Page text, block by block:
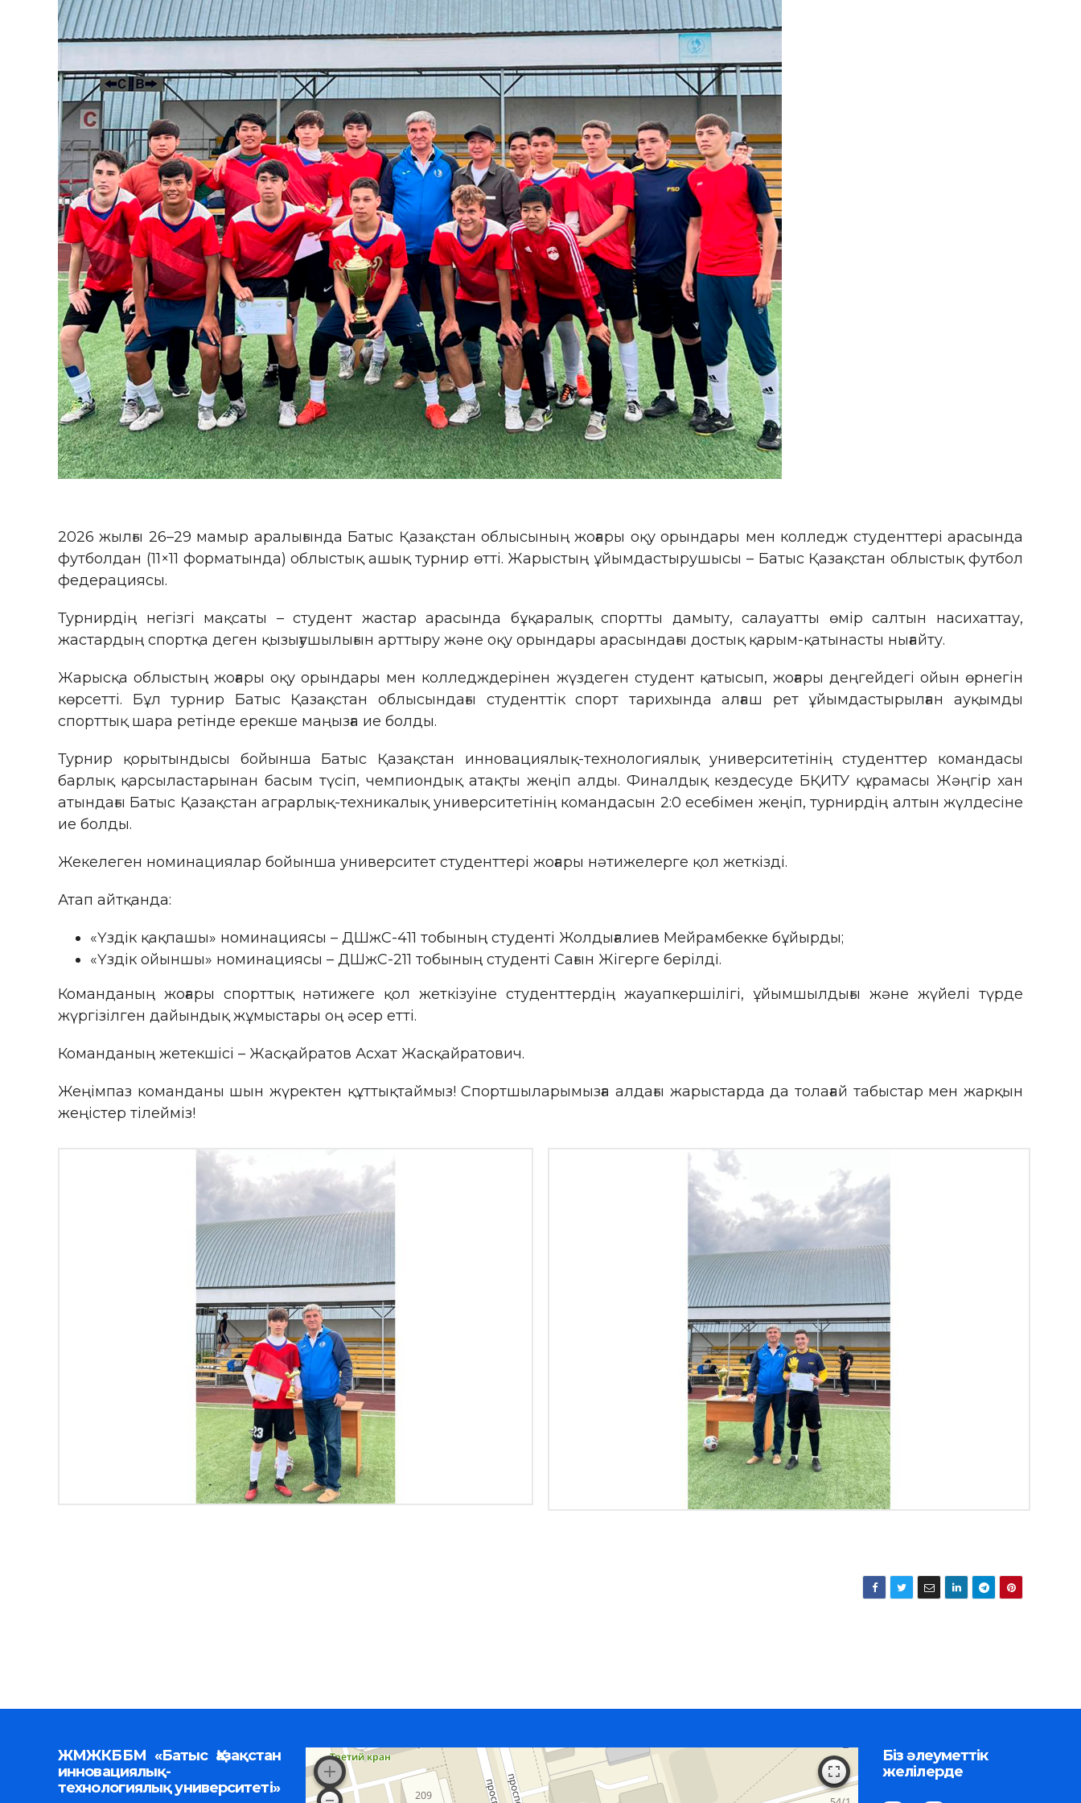
2026 жылғы 26–29 мамыр аралығында Батыс Қазақстан облысының жоғары оқу орындары мен колледж студенттері арасында
футболдан (11×11 форматында) облыстық ашық турнир өтті. Жарыстың ұйымдастырушысы – Батыс Қазақстан облыстық футбол
федерациясы.
Турнирдің негізгі мақсаты – студент жастар арасында бұқаралық спортты дамыту, салауатты өмір салтын насихаттау,
жастардың спортқа деген қызығушылығын арттыру және оқу орындары арасындағы достық қарым-қатынасты нығайту.
Жарысқа облыстың жоғары оқу орындары мен колледждерінен жүздеген студент қатысып, жоғары деңгейдегі ойын өрнегін
көрсетті. Бұл турнир Батыс Қазақстан облысындағы студенттік спорт тарихында алғаш рет ұйымдастырылған ауқымды
спорттық шара ретінде ерекше маңызға ие болды.
Турнир қорытындысы бойынша Батыс Қазақстан инновациялық-технологиялық университетінің студенттер командасы
барлық қарсыластарынан басым түсіп, чемпиондық атақты жеңіп алды. Финалдық кездесуде БҚИТУ құрамасы Жәңгір хан
атындағы Батыс Қазақстан аграрлық-техникалық университетінің командасын 2:0 есебімен жеңіп, турнирдің алтын жүлдесіне
ие болды.
Жекелеген номинациялар бойынша университет студенттері жоғары нәтижелерге қол жеткізді.
Атап айтқанда:
«Үздік қақпашы» номинациясы – ДШжС-411 тобының студенті Жолдығалиев Мейрамбекке бұйырды;
«Үздік ойыншы» номинациясы – ДШжС-211 тобының студенті Сағын Жігерге берілді.
Команданың жоғары спорттық нәтижеге қол жеткізуіне студенттердің жауапкершілігі, ұйымшылдығы және жүйелі түрде
жүргізілген дайындық жұмыстары оң әсер етті.
Команданың жетекшісі – Жасқайратов Асхат Жасқайратович.
Жеңімпаз команданы шын жүректен құттықтаймыз! Спортшыларымызға алдағы жарыстарда да толағай табыстар мен жарқын
жеңістер тілейміз!
ЖМЖКББМ «Батыс Қазақстан
инновациялық-
технологиялық университеті»
Біз әлеуметтік
желілерде